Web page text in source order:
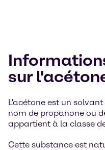
sur
L'acétone est un
nom de propanone ou
appartient à la classe
Cette substance est